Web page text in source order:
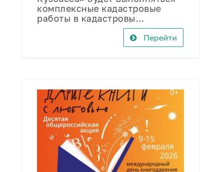
комплексные кадастровые
работы в кадастровы…
Перейти